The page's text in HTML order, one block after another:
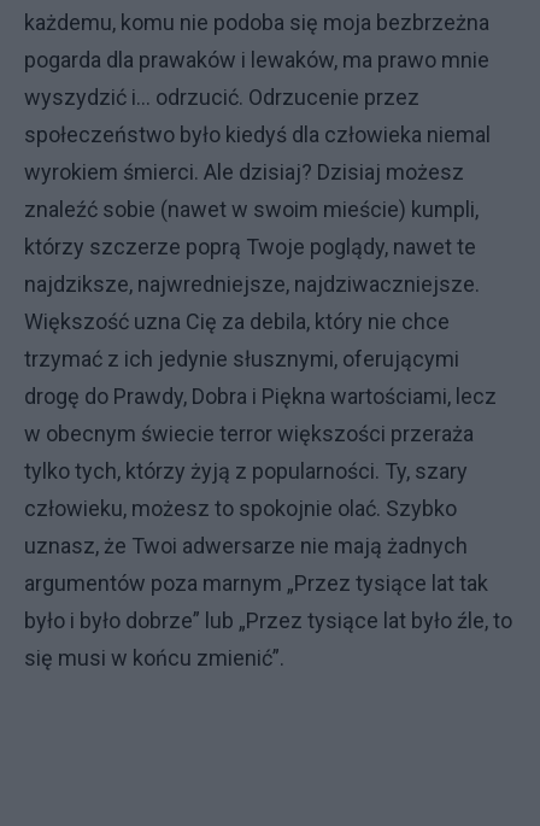
każdemu, komu nie podoba się moja bezbrzeżna
pogarda dla prawaków i lewaków, ma prawo mnie
wyszydzić i... odrzucić. Odrzucenie przez
społeczeństwo było kiedyś dla człowieka niemal
wyrokiem śmierci. Ale dzisiaj? Dzisiaj możesz
znaleźć sobie (nawet w swoim mieście) kumpli,
którzy szczerze poprą Twoje poglądy, nawet te
najdziksze, najwredniejsze, najdziwaczniejsze.
Większość uzna Cię za debila, który nie chce
trzymać z ich jedynie słusznymi, oferującymi
drogę do Prawdy, Dobra i Piękna wartościami, lecz
w obecnym świecie terror większości przeraża
tylko tych, którzy żyją z popularności. Ty, szary
człowieku, możesz to spokojnie olać. Szybko
uznasz, że Twoi adwersarze nie mają żadnych
argumentów poza marnym „Przez tysiące lat tak
było i było dobrze” lub „Przez tysiące lat było źle, to
się musi w końcu zmienić”.